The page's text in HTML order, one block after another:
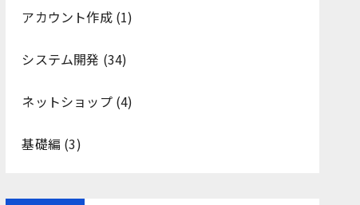
アカウント作成(1)
システム開発 (34)
ネットショップ(4)
基礎編 (3)